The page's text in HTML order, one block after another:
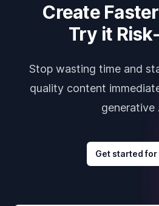
Create
Try it
Stop wasting time and
quality content
generative
Get started for